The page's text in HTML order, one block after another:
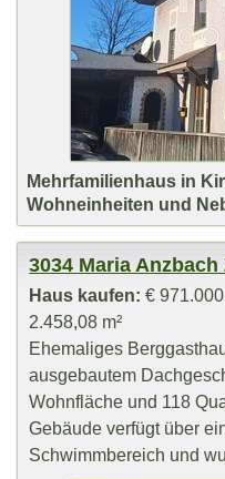
Mehrfamilienhaus in
Wohneinheiten und
3034 Maria
Haus kaufen: €
2.458,08 m²
Ehemaliges
ausgebautem
Wohnfläche und 118
Gebäude verfügt über
Schwimmbereich und